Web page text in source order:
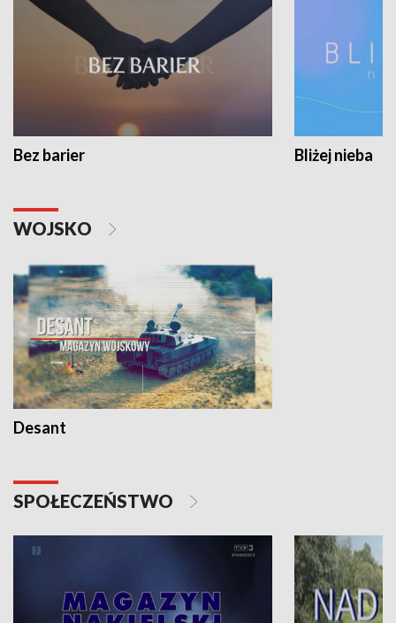
Bez barier Bliżej nieba
WOJSKO
Desant
SPOŁECZEŃSTWO